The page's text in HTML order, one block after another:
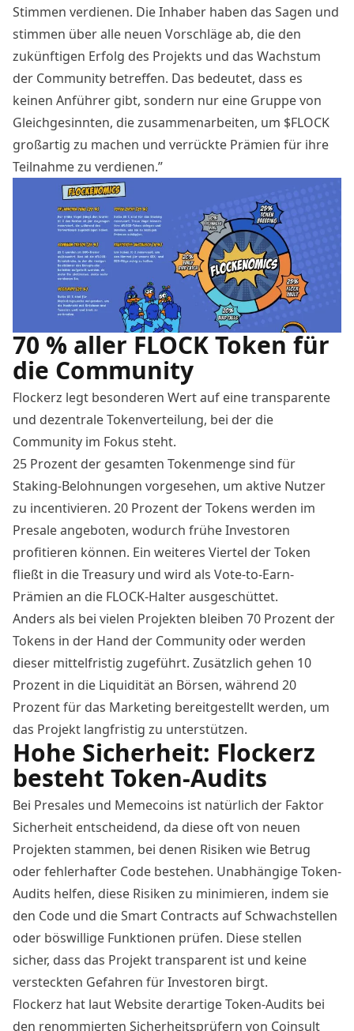
Stimmen verdienen. Die Inhaber haben das Sagen und
stimmen über alle neuen Vorschläge ab, die den
zukünftigen Erfolg des Projekts und das Wachstum
der Community betreffen. Das bedeutet, dass es
keinen Anführer gibt, sondern nur eine Gruppe von
Gleichgesinnten, die zusammenarbeiten, um $FLOCK
großartig zu machen und verrückte Prämien für ihre
Teilnahme zu verdienen.”
70 % aller FLOCK Token für
die Community
Flockerz legt besonderen Wert auf eine transparente
und dezentrale Tokenverteilung, bei der die
Community im Fokus steht.
25 Prozent der gesamten Tokenmenge sind für
Staking-Belohnungen vorgesehen, um aktive Nutzer
zu incentivieren. 20 Prozent der Tokens werden im
Presale angeboten, wodurch frühe Investoren
profitieren können. Ein weiteres Viertel der Token
fließt in die Treasury und wird als Vote-to-Earn-
Prämien an die FLOCK-Halter ausgeschüttet.
Anders als bei vielen Projekten bleiben 70 Prozent der
Tokens in der Hand der Community oder werden
dieser mittelfristig zugeführt. Zusätzlich gehen 10
Prozent in die Liquidität an Börsen, während 20
Prozent für das Marketing bereitgestellt werden, um
das Projekt langfristig zu unterstützen.
Hohe Sicherheit: Flockerz
besteht Token-Audits
Bei Presales und Memecoins ist natürlich der Faktor
Sicherheit entscheidend, da diese oft von neuen
Projekten stammen, bei denen Risiken wie Betrug
oder fehlerhafter Code bestehen. Unabhängige Token-
Audits helfen, diese Risiken zu minimieren, indem sie
den Code und die Smart Contracts auf Schwachstellen
oder böswillige Funktionen prüfen. Diese stellen
sicher, dass das Projekt transparent ist und keine
versteckten Gefahren für Investoren birgt.
Flockerz hat laut Website derartige Token-Audits bei
den renommierten Sicherheitsprüfern von Coinsult